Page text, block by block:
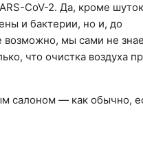
CoV-2. Да, кроме
и бактерии, но и, до
возможно, мы сами не
что очистка воздуха
салоном — как обычно,